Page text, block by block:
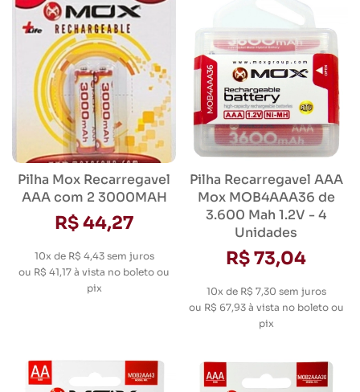
Pilha Mox Recarregavel
AAA com 2 3000MAH
R$ 44,27
10x de R$ 4,43 sem juros
ou R$ 41,17 à vista no boleto ou
pix
Pilha Recarregavel AAA
Mox MOB4AAA36 de
3.600 Mah 1.2V - 4
Unidades
R$ 73,04
10x de R$ 7,30 sem juros
ou R$ 67,93à vista no boleto ou
pix